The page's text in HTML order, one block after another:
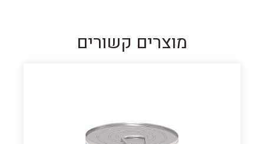
מוצרים קשורים